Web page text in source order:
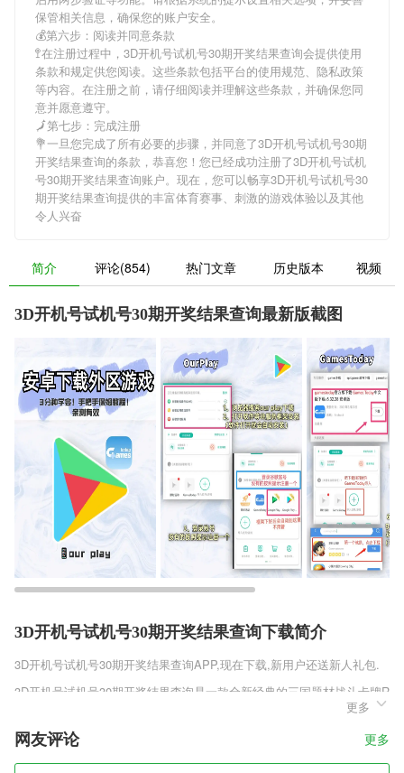
保管相关信息，确保您的账户安全。
💰第六步：阅读并同意条款
🚏在注册过程中， 3D开机号试机号30期开奖结果查询会提供使用
条款和规定供您阅读。这些条款包括平台的使用规范、隐私政策
等内容。在注册之前，请仔细阅读并理解这些条款，并确保您同
意并愿意遵守。
🗾第七步：完成注册
💐一旦您完成了所有必要的步骤，并同意了3D开机号试机号30期
开奖结果查询的条款，恭喜您！您已经成功注册了3D开机号试机
号30期开奖结果查询账户。现在，您可以畅享3D开机号试机号30
期开奖结果查询提供的丰富体育赛事、刺激的游戏体验以及其他
令人兴奋
简介 评论(854) 热门文章 历史版本 视频
3D开机号试机号30期开奖结果查询最新版截图
3D开机号试机号30期开奖结果查询下载简介
3D开机号试机号30期开奖结果查询APP,现在下载,新用户还送新人礼包.
3D开机号试机号30期开奖结果查询是一款全新经典的三国题材战斗卡牌R
PG手游，最具创新的三国争霸之旅等你来享，全新的机甲风画风设定等
你来享，初次进入游戏后发现和以往的卡牌类游戏不太一样，混搭三国游
戏的作战场地是在未来世界，画面感十足。玩家在选择人物的时候一定要
选有利于自己作战的游戏角色，能够让你迅速赢得胜利。
更多
网友评论 更多